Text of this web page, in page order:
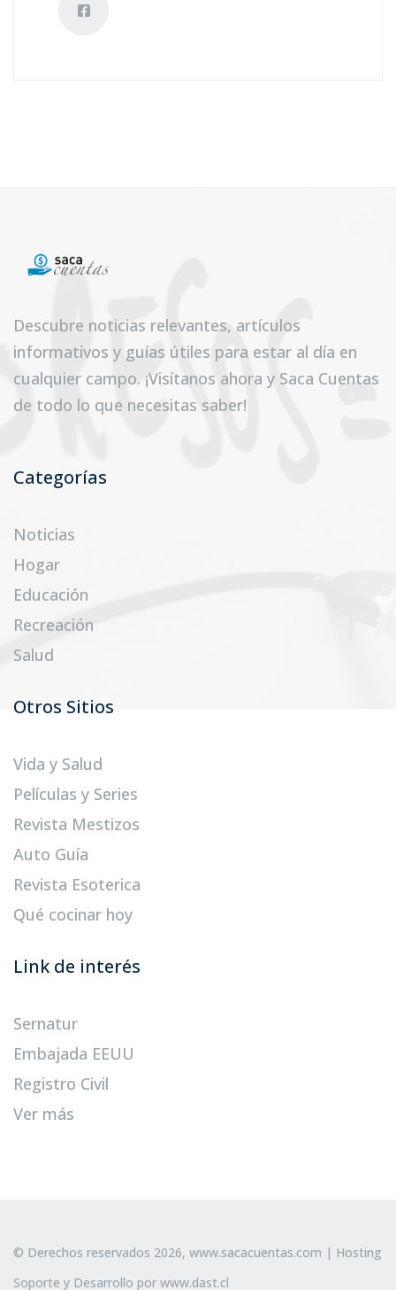
Descubre noticias relevantes, artículos
informativos y guías útiles para estar al día en
cualquier campo. ¡Visítanos ahora y Saca Cuentas
de todo lo que necesitas saber!
Categorías
Noticias
Hogar
Educación
Recreación
Salud
Otros Sitios
Vida y Salud
Películas y Series
Revista Mestizos
Auto Guía
Revista Esoterica
Qué cocinar hoy
Link de interés
Sernatur
Embajada EEUU
Registro Civil
Ver más
© Derechos reservados 2026, www.sacacuentas.com | Hosting
Soporte y Desarrollo por www.dast.cl